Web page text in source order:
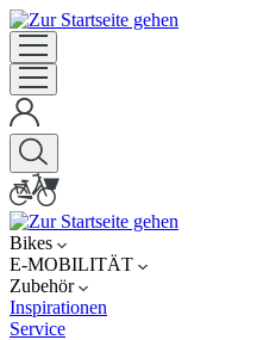
Bikes
E-MOBILITÄT
Zubehör
Inspirationen
Service